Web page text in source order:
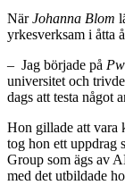
NärJohanna Blom
yrkesverksam i åtta
– Jag började på
universitet och
dags att testa något
Hon gillade att vara
tog hon ett uppdrag
Group som ägs av
med det utbildade